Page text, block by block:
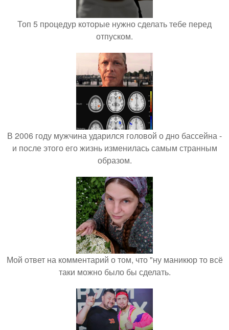
Топ 5 процедур которые нужно сделать тебе перед
отпуском.
В 2006 году мужчина ударился головой о дно бассейна -
и после этого его жизнь изменилась самым странным
образом.
Мой ответ на комментарий о том, что "ну маникюр то всё
таки можно было бы сделать.